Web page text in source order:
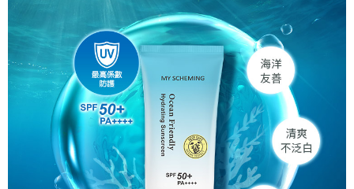
權轉讓予恩沛科技股份有限公司。
２．關於個人資料處理事宜，請瀏覽以下網址：
https://aftee.tw/terms/#terms3
３．未成年的使用者請事先徵得法定代理人或監護人之同意方可使用
「AFTEE先享後付」，若未經同意申辦者引起之損失，本公司不負相關責
任。
４．使用「AFTEE先享後付」時，將依據個別帳號之用戶狀況，依本公司即
時審查核予不同之上限額度；若仍有額度不足之情形，本公司將視審查結果
請求用戶進行身份認證。
５．嚴禁一人註冊多個帳號或使用他人資訊註冊。若發現惡意使用之情形，
恩沛科技股份有限公司將有權停止該用戶之使用額度並採取法律行動。